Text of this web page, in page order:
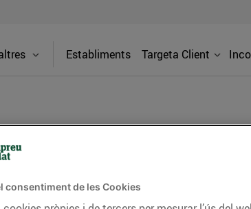
Establiments Targeta Client
(Mercat Sagrada
consentiment de les Cookies